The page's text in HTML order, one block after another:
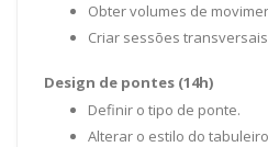
Obter volumes de
Criar sessões
Design de pontes (14h)
Definir o tipo de ponte.
Alterar o estilo do